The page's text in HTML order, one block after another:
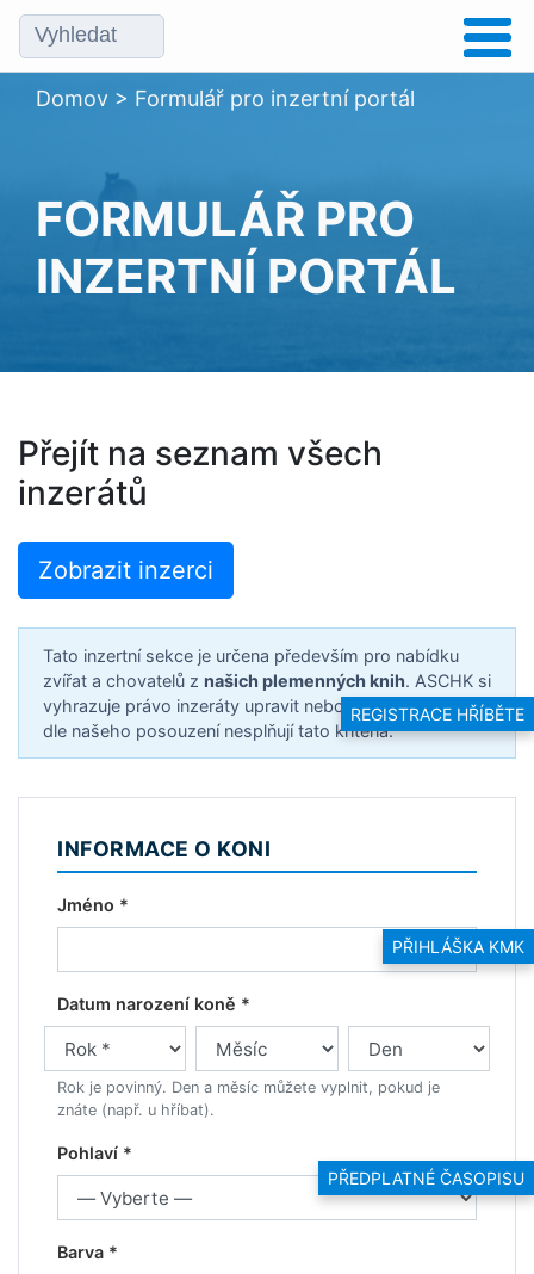
REGISTRACE HŘÍBĚTE
PŘIHLÁŠKA KMK
PŘEDPLATNÉ ČASOPISU
Domov > Formulář pro inzertní portál
FORMULÁŘ PRO
INZERTNÍ PORTÁL
Přejít na seznam všech
inzerátů
Zobrazit inzerci
Tato inzertní sekce je určena především pro nabídku
zvířat a chovatelů z našich plemenných knih. ASCHK si
vyhrazuje právo inzeráty upravit nebo smazat, pokud
dle našeho posouzení nesplňují tato kritéria.
INFORMACE O KONI
Jméno *
Datum narození koně *
Rok je povinný. Den a měsíc můžete vyplnit, pokud je
znáte (např. u hříbat).
Pohlaví *
Barva *